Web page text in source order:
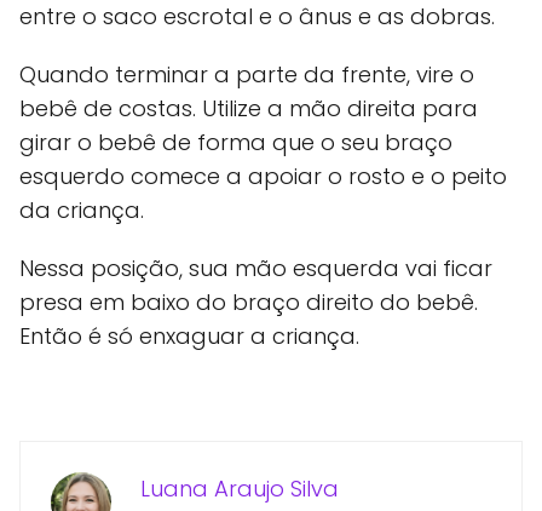
entre o saco escrotal e o ânus e as dobras.
Quando terminar a parte da frente, vire o
bebê de costas. Utilize a mão direita para
girar o bebê de forma que o seu braço
esquerdo comece a apoiar o rosto e o peito
da criança.
Nessa posição, sua mão esquerda vai ficar
presa em baixo do braço direito do bebê.
Então é só enxaguar a criança.
Luana Araujo Silva